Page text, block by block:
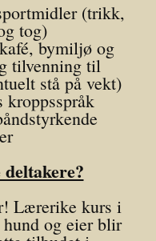
(trikk,
tog)
bymiljø og
tilvenning til
stå på vekt)
kroppsspråk
Lærerike kurs i
hund og eier blir